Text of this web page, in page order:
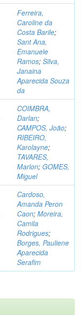
Ferreira,
Caroline da
Costa Barile;
Sant Ana,
Emanuele
Ramos; Silva,
Janaina
Aparecida Souza
da
COIMBRA,
Darlan;
CAMPOS, João;
RIBEIRO,
Karolayne;
TAVARES,
Marlon; GOMES,
Miguel
Cardoso,
Amanda Peron
Caon; Moreira,
Camila
Rodrigues;
Borges, Pauliene
Aparecida
Serafim